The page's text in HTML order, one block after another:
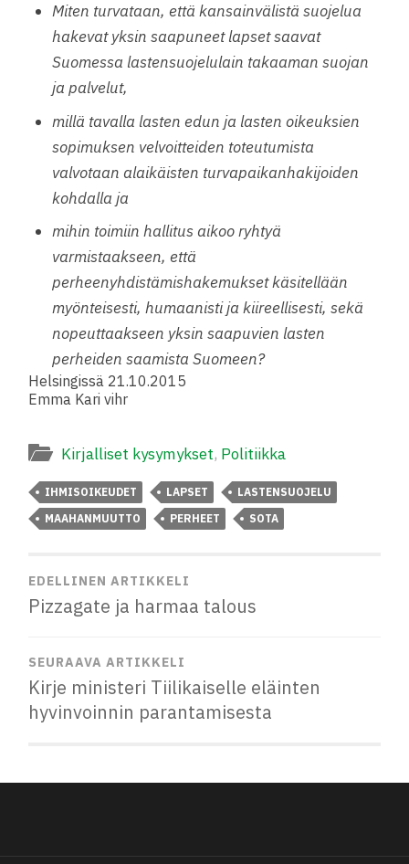
Miten turvataan, että kansainvälistä suojelua
hakevat yksin saapuneet lapset saavat
Suomessa lastensuojelulain takaaman suojan
ja palvelut,
millä tavalla lasten edun ja lasten oikeuksien
sopimuksen velvoitteiden toteutumista
valvotaan alaikäisten turvapaikanhakijoiden
kohdalla ja
mihin toimiin hallitus aikoo ryhtyä
varmistaakseen, että
perheenyhdistämishakemukset käsitellään
myönteisesti, humaanisti ja kiireellisesti, sekä
nopeuttaakseen yksin saapuvien lasten
perheiden saamista Suomeen?
Helsingissä 21.10.2015
Emma Kari vihr
Kirjalliset kysymykset, Politiikka
IHMISOIKEUDET LAPSET
LASTENSUOJELU
MAAHANMUUTTO
PERHEET SOTA
EDELLINEN ARTIKKELI
Pizzagate ja harmaa talous
SEURAAVA ARTIKKELI
Kirje ministeri Tiilikaiselle eläinten
hyvinvoinnin parantamisesta